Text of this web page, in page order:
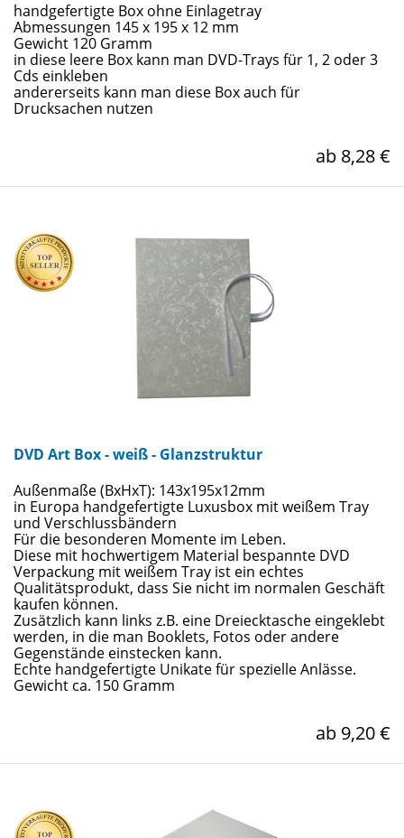
handgefertigte Box ohne Einlagetray
Abmessungen 145 x 195 x 12 mm
Gewicht 120 Gramm
in diese leere Box kann man DVD-Trays für 1, 2 oder 3
Cds einkleben
andererseits kann man diese Box auch für
Drucksachen nutzen
ab 8,28 €
DVD Art Box - weiß - Glanzstruktur
Außenmaße (BxHxT): 143x195x12mm
in Europa handgefertigte Luxusbox mit weißem Tray
und Verschlussbändern
Für die besonderen Momente im Leben.
Diese mit hochwertigem Material bespannte DVD
Verpackung mit weißem Tray ist ein echtes
Qualitätsprodukt, dass Sie nicht im normalen Geschäft
kaufen können.
Zusätzlich kann links z.B. eine Dreiecktasche eingeklebt
werden, in die man Booklets, Fotos oder andere
Gegenstände einstecken kann.
Echte handgefertigte Unikate für spezielle Anlässe.
Gewicht ca. 150 Gramm
ab 9,20 €